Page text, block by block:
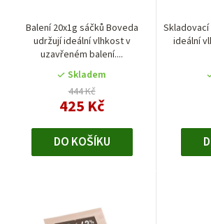
Balení 20x1g sáčků Boveda
udržují ideální vlhkost v
uzavřeném balení....
Skladem
444 Kč
425 Kč
DO KOŠÍKU
ideální